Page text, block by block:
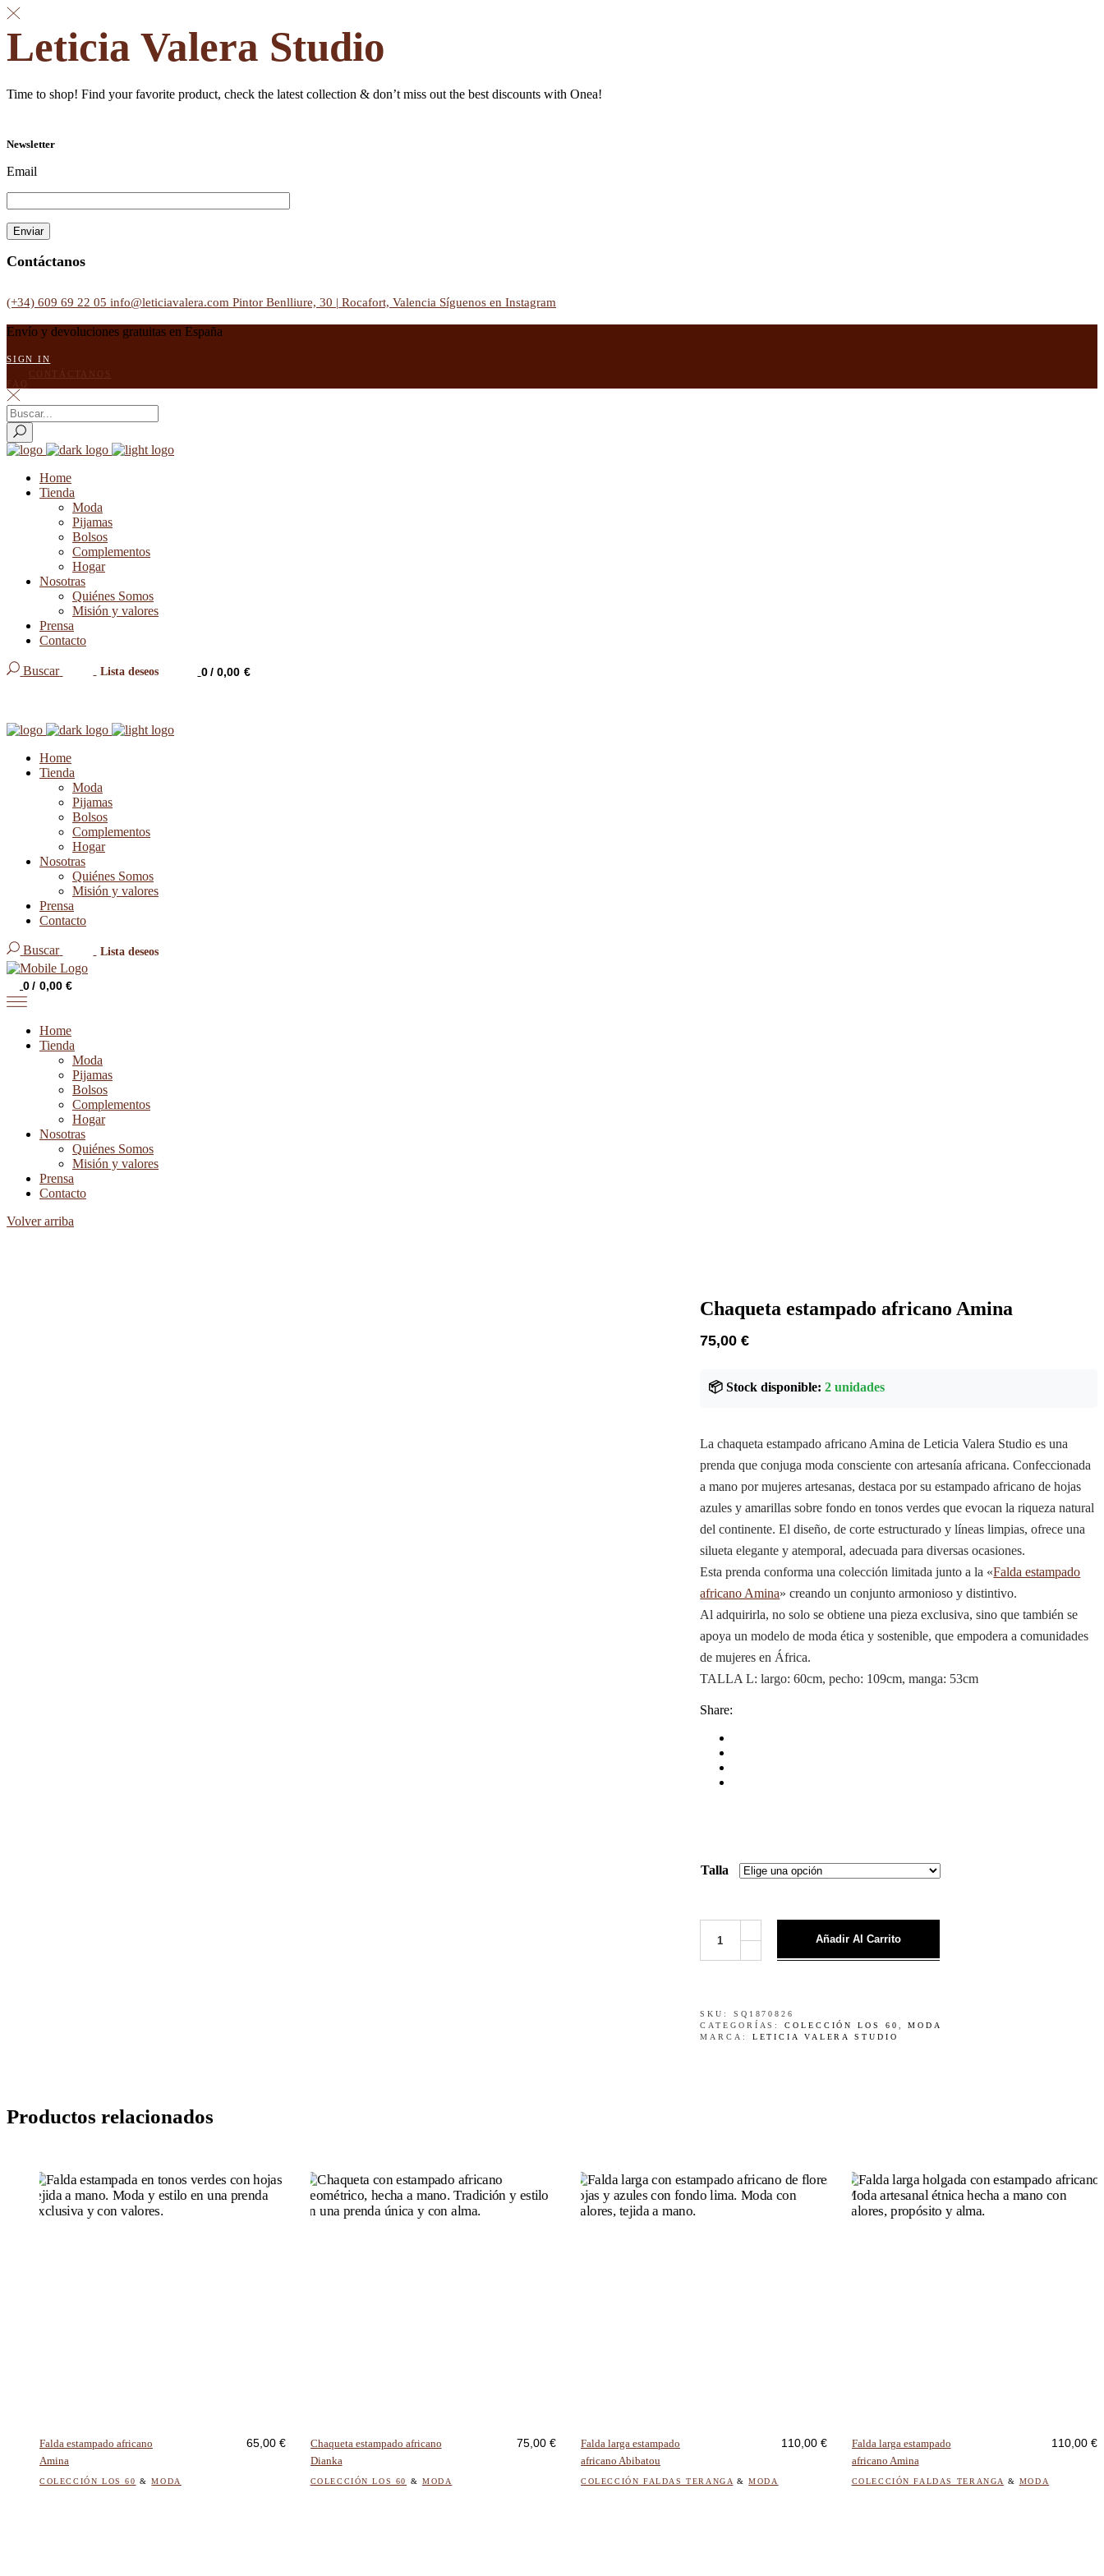
Leticia Valera Studio
Time to shop! Find your favorite product, check the latest collection & don’t miss out the best discounts with Onea!
Newsletter
Email
Contáctanos
(+34) 609 69 22 05 info@leticiavalera.com Pintor Benlliure, 30 | Rocafort, Valencia Síguenos en Instagram
Envío y devoluciones gratuitas en España
SIGN IN
CONTÁCTANOS
Home
Tienda
Moda
Pijamas
Bolsos
Complementos
Hogar
Nosotras
Quiénes Somos
Misión y valores
Prensa
Contacto
Buscar Lista deseos 0 0,00 €
Home
Tienda
Moda
Pijamas
Bolsos
Complementos
Hogar
Nosotras
Quiénes Somos
Misión y valores
Prensa
Contacto
Buscar Lista deseos
0 0,00€
Home
Tienda
Moda
Pijamas
Bolsos
Complementos
Hogar
Nosotras
Quiénes Somos
Misión y valores
Prensa
Contacto
Volver arriba
Chaqueta estampado africano Amina
75,00€
📦 Stock disponible: 2 unidades
​La chaqueta estampado africano Amina de Leticia Valera Studio es una
prenda que conjuga moda consciente con artesanía africana. Confeccionada
a mano por mujeres artesanas, destaca por su estampado africano de hojas
azules y amarillas sobre fondo en tonos verdes que evocan la riqueza natural
del continente. El diseño, de corte estructurado y líneas limpias, ofrece una
silueta elegante y atemporal, adecuada para diversas ocasiones.​
Esta prenda conforma una colección limitada junto a la «Falda estampado
africano Amina» creando un conjunto armonioso y distintivo.
Al adquirirla, no solo se obtiene una pieza exclusiva, sino que también se
apoya un modelo de moda ética y sostenible, que empodera a comunidades
de mujeres en África.
TALLA L: largo: 60cm, pecho: 109cm, manga: 53cm
Share:
Talla
estampado
Añadir Al Carrito
SKU: SQ1870826
CATEGORÍAS:COLECCIÓN LOS 60 ,MODA
MARCA: LETICIA VALERA STUDIO
Productos relacionados
variantes.
Las
opciones
Falda estampado africano
Amina
65,00 €
COLECCIÓN LOS 60 &MODA
variantes.
Las
opciones
Chaqueta estampado africano
Dianka
75,00 €
COLECCIÓN LOS 60 & MODA
variantes.
Las
opciones
Falda larga estampado
africano Abibatou
110,00 €
COLECCIÓN FALDAS TERANGA &MODA
Falda larga estampado
africano Amina
110,00 €
COLECCIÓN FALDAS TERANGA & MODA